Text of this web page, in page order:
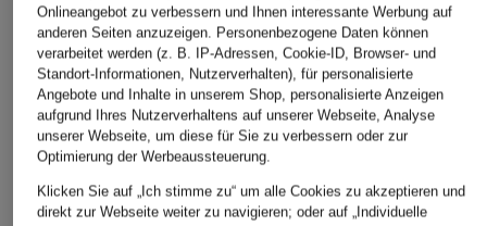
s.Oliver BLACK
HOBBS
Strickshirt LEANNE
Sweater
Onlineangebot zu verbessern und Ihnen interessante Werbung auf
anderen Seiten anzuzeigen. Personenbezogene Daten können
verarbeitet werden (z. B. IP-Adressen, Cookie-ID, Browser- und
Standort-Informationen, Nutzerverhalten), für personalisierte
Angebote und Inhalte in unserem Shop, personalisierte Anzeigen
aufgrund Ihres Nutzerverhaltens auf unserer Webseite, Analyse
unserer Webseite, um diese für Sie zu verbessern oder zur
Optimierung der Werbeaussteuerung.
Klicken Sie auf „Ich stimme zu“ um alle Cookies zu akzeptieren und
direkt zur Webseite weiter zu navigieren; oder auf „Individuelle